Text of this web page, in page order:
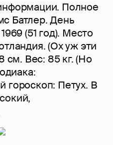
Полное
Батлер. День
(51 год). Место
(Ох уж эти
см. Вес: 85 кг. (Но
гороскоп: Петух. В